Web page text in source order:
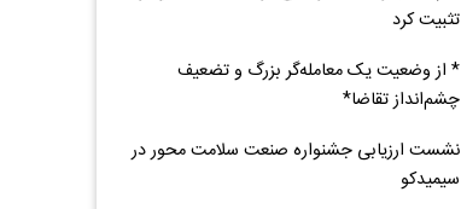
تثبیت کرد
* از وضعیت یک معامله‌گر بزرگ و تضعیف
چشم‌انداز تقاضا*
نشست ارزیابی جشنواره صنعت سلامت‌ محور در
سیمیدکو